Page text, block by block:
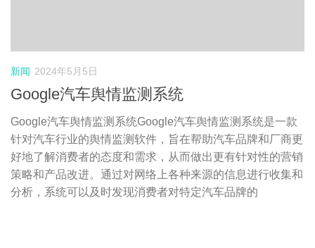
新闻 2024年5月5日
Google汽车舆情监测系统
Google汽车舆情监测系统Google汽车舆情监测系统是一款
针对汽车行业的舆情监测软件，旨在帮助汽车品牌和厂商更
好地了解消费者的态度和需求，从而做出更有针对性的营销
策略和产品改进。通过对网络上各种来源的信息进行收集和
分析，系统可以及时发现消费者对特定汽车品牌的